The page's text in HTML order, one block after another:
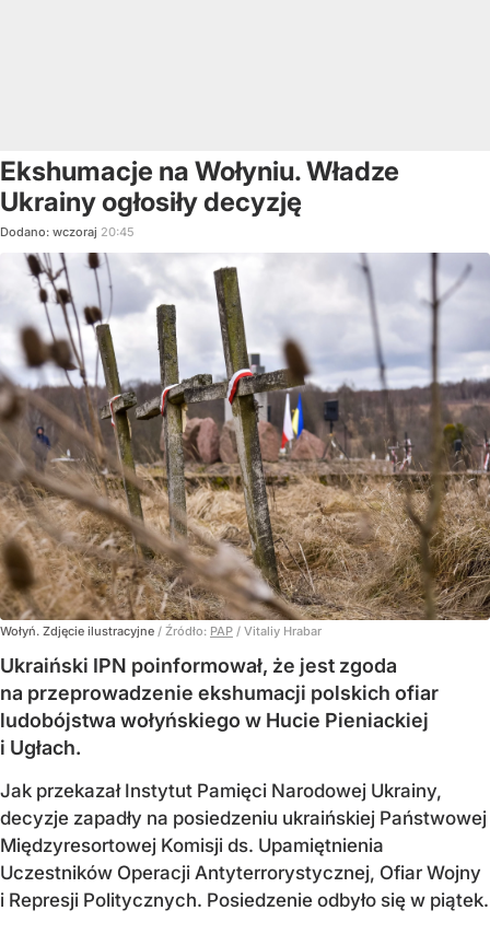
Ekshumacje na Wołyniu. Władze
Ukrainy ogłosiły decyzję
Dodano: wczoraj 20:45
Wołyń. Zdjęcie ilustracyjne / Źródło: PAP / Vitaliy Hrabar
Ukraiński IPN poinformował, że jest zgoda
na przeprowadzenie ekshumacji polskich ofiar
ludobójstwa wołyńskiego w Hucie Pieniackiej
i Ugłach.
Jak przekazał Instytut Pamięci Narodowej Ukrainy,
decyzje zapadły na posiedzeniu ukraińskiej Państwowej
Międzyresortowej Komisji ds. Upamiętnienia
Uczestników Operacji Antyterrorystycznej, Ofiar Wojny
i Represji Politycznych. Posiedzenie odbyło się w piątek.